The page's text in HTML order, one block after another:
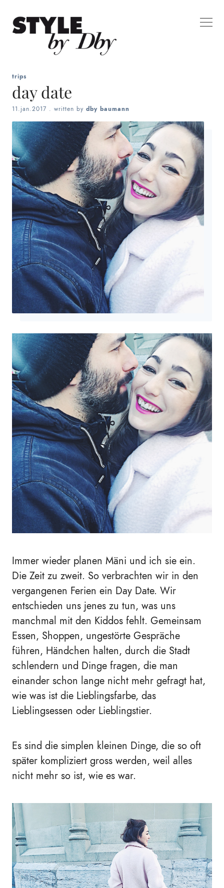
trips
day date
11.jan.2017 . written by dby baumann
Immer wieder planen Mäni und ich sie ein.
Die Zeit zu zweit. So verbrachten wir in den
vergangenen Ferien ein Day Date. Wir
entschieden uns jenes zu tun, was uns
manchmal mit den Kiddos fehlt. Gemeinsam
Essen, Shoppen, ungestörte Gespräche
führen, Händchen halten, durch die Stadt
schlendern und Dinge fragen, die man
einander schon lange nicht mehr gefragt hat,
wie was ist die Lieblingsfarbe, das
Lieblingsessen oder Lieblingstier.
Es sind die simplen kleinen Dinge, die so oft
später kompliziert gross werden, weil alles
nicht mehr so ist, wie es war.